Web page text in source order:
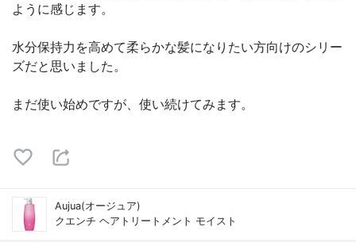
ように感じます。
水分保持力を高めて柔らかな髪になりたい方向けのシリー
ズだと思いました。
まだ使い始めですが、使い続けてみます。
Aujua(オージュア)
クエンチ ヘアトリートメント モイスト